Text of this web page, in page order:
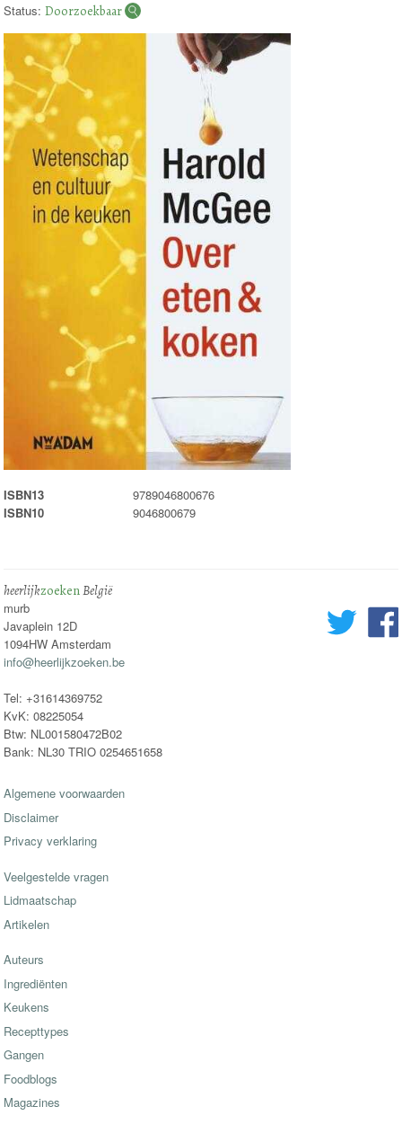
Status:Doorzoekbaar
ISBN13
9789046800676
ISBN10
9046800679
heerlijkzoekenBelgië
murb
Javaplein 12D
1094HW Amsterdam
info@heerlijkzoeken.be
Tel: +31614369752
KvK: 08225054
Btw: NL001580472B02
Bank: NL30 TRIO 0254651658
Algemene voorwaarden
Disclaimer
Privacy verklaring
Veelgestelde vragen
Lidmaatschap
Artikelen
Auteurs
Ingrediënten
Keukens
Recepttypes
Gangen
Foodblogs
Magazines